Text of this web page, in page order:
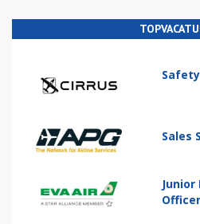
Sales
Officer